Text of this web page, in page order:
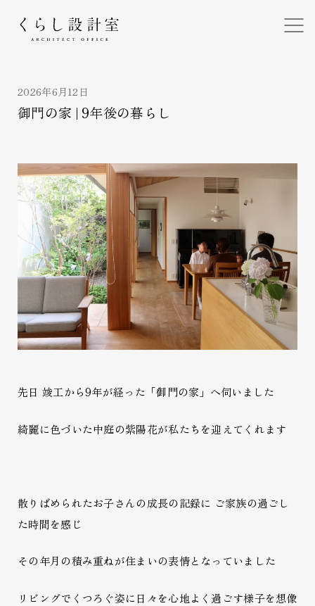
2026年6月12日
御門の家 | 9年後の暮らし
先日 竣工から9年が経った「御門の家」へ伺いました
綺麗に色づいた中庭の紫陽花が私たちを迎えてくれます
散りばめられたお子さんの成長の記録に ご家族の過ごし
た時間を感じ
その年月の積み重ねが住まいの表情となっていました
リビングでくつろぐ姿に日々を心地よく過ごす様子を想像